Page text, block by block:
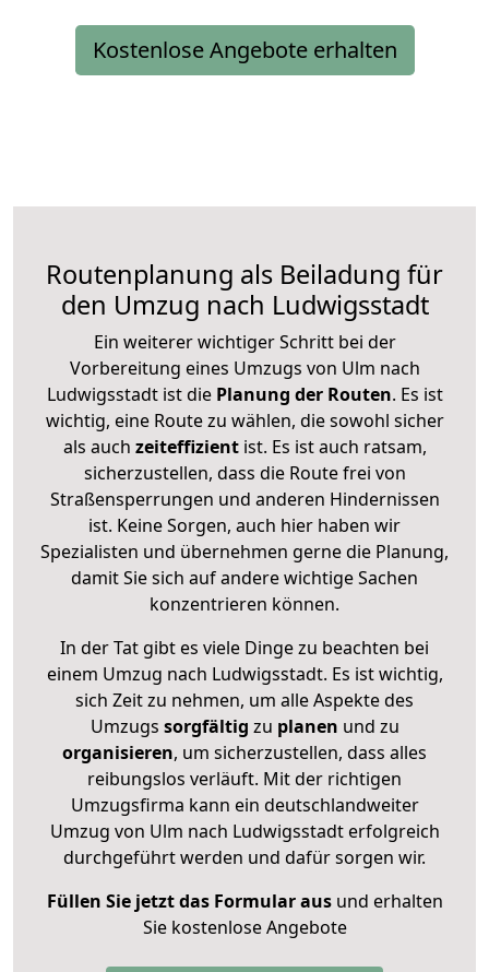
Kostenlose Angebote erhalten
Routenplanung als Beiladung für
den Umzug nach Ludwigsstadt
Ein weiterer wichtiger Schritt bei der
Vorbereitung eines Umzugs von Ulm nach
Ludwigsstadt ist diePlanung der Routen. Es ist
wichtig, eine Route zu wählen, die sowohl sicher
als auch zeiteffizientist. Es ist auch ratsam,
sicherzustellen, dass die Route frei von
Straßensperrungen und anderen Hindernissen
ist. Keine Sorgen, auch hier haben wir
Spezialisten und übernehmen gerne die Planung,
damit Sie sich auf andere wichtige Sachen
konzentrieren können.
In der Tat gibt es viele Dinge zu beachten bei
einem Umzug nach Ludwigsstadt. Es ist wichtig,
sich Zeit zu nehmen, um alle Aspekte des
Umzugs sorgfältig zu planen und zu
organisieren, um sicherzustellen, dass alles
reibungslos verläuft. Mit der richtigen
Umzugsfirma kann ein deutschlandweiter
Umzug von Ulm nach Ludwigsstadt erfolgreich
durchgeführt werden und dafür sorgen wir.
Füllen Sie jetzt das Formular ausund erhalten
Sie kostenlose Angebote